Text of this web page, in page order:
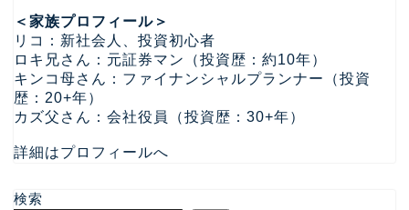
＜家族プロフィール＞
リコ：新社会人、投資初心者
ロキ兄さん：元証券マン（投資歴：約10年）
キンコ母さん：ファイナンシャルプランナー（投資
歴：20+年）
カズ父さん：会社役員（投資歴：30+年）
詳細はプロフィールへ
検索